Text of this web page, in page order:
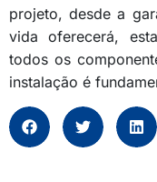
projeto, desde a
vida oferecerá,
todos os
instalação é